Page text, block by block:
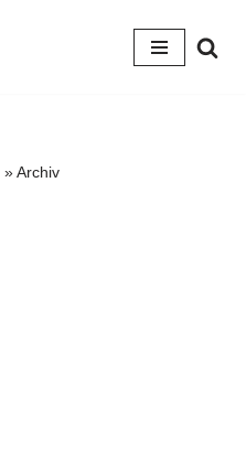
»Archiv